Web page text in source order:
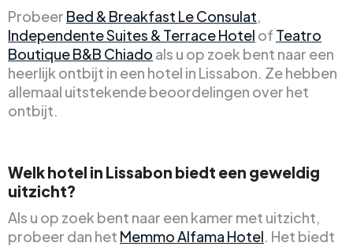
Probeer Bed & Breakfast Le Consulat
Independente Suites & Terrace Hotel of Teatro
Boutique B&B Chiado als u op zoek bent naar een
heerlijk ontbijt in een hotel in Lissabon. Ze hebben
allemaal uitstekende beoordelingen over het
ontbijt.
Welk hotel in Lissabon biedt een geweldig
uitzicht?
Als u op zoek bent naar een kamer met uitzicht,
probeer dan het Memmo Alfama Hotel . Het biedt